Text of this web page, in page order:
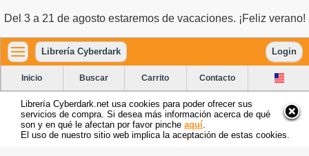
Del 3 a 21 de agosto estaremos de vacaciones. ¡Feliz verano!
Librería Cyberdark Login
Inicio Buscar Carrito Contacto
Librería Cyberdark.net usa cookies para poder ofrecer sus
servicios de compra. Si desea más información acerca de qué
son y en qué le afectan por favor pinche aquí
El uso de nuestro sitio web implica la aceptación de estas cookies.